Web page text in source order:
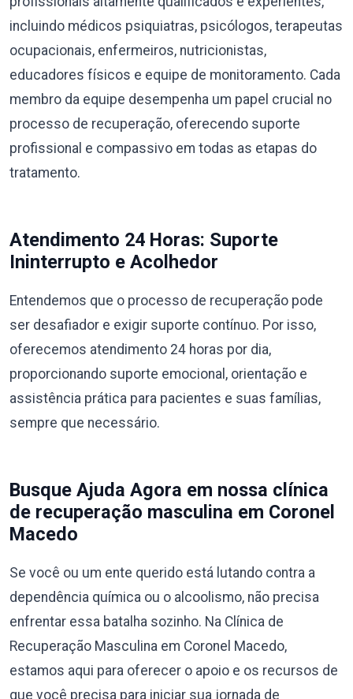
incluindo médicos psiquiatras, psicólogos, terapeutas
ocupacionais, enfermeiros, nutricionistas,
educadores físicos e equipe de monitoramento. Cada
membro da equipe desempenha um papel crucial no
processo de recuperação, oferecendo suporte
profissional e compassivo em todas as etapas do
tratamento.
Atendimento 24 Horas: Suporte
Ininterrupto e Acolhedor
Entendemos que o processo de recuperação pode
ser desafiador e exigir suporte contínuo. Por isso,
oferecemos atendimento 24 horas por dia,
proporcionando suporte emocional, orientação e
assistência prática para pacientes e suas famílias,
sempre que necessário.
Busque Ajuda Agora em nossa clínica
de recuperação masculina em Coronel
Macedo
Se você ou um ente querido está lutando contra a
dependência química ou o alcoolismo, não precisa
enfrentar essa batalha sozinho. Na Clínica de
Recuperação Masculina em Coronel Macedo,
estamos aqui para oferecer o apoio e os recursos de
que você precisa para iniciar sua jornada de